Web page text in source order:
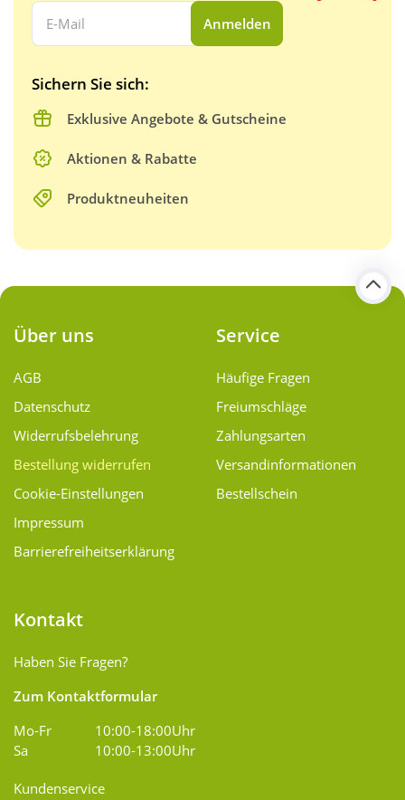
Ihre E-Mail Adresse:
Anmelden
Sichern Sie sich:
Exklusive Angebote & Gutscheine
Aktionen & Rabatte
Produktneuheiten
Über uns
AGB
Datenschutz
Widerrufsbelehrung
Bestellung widerrufen
Cookie-Einstellungen
Impressum
Barrierefreiheitserklärung
Service
Häufige Fragen
Freiumschläge
Zahlungsarten
Versand­informationen
Bestellschein
Kontakt
Haben Sie Fragen?
Zum Kontaktformular
Mo-Fr
10:00-18:00Uhr
Sa
10:00-13:00Uhr
Kundenservice